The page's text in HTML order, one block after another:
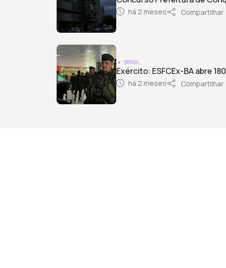
há 2 meses Compartilhar
BRASIL
Exército: ESFCEx-BA abre
há 2 meses Compartilhar